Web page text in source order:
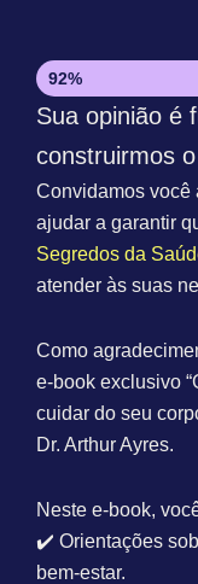
Quase lá! Falta
92%
Sua opinião é
construirmos
Convidamos você
ajudar a garantir
Segredos da
atender às suas
Como
e-book exclusivo
cuidar do seu
Dr. Arthur Ayres.
Neste e-book,
✔️ Orientações
bem-estar.